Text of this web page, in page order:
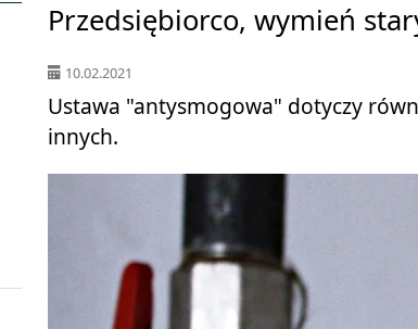
Przedsiębiorco, wymień
10.02.2021
Ustawa "antysmogowa" dotyczy
innych.